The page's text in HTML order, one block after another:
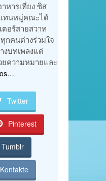
หารเที่ยง ซิส
ทนหมู่คณะได้
อร์สายสวาท
กคนต่างร่วมใจ
งบทเพลงแด่
ความหมายและ
Twitter
Pinterest
Tumblr